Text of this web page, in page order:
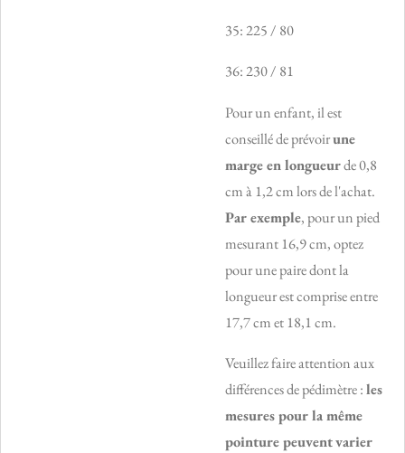
35: 225 / 80
36: 230 / 81
Pour un enfant, il est
conseillé de prévoirune
marge en longueurde 0,8
cm à 1,2 cm lors de l'achat.
Par exemple, pour un pied
mesurant 16,9 cm, optez
pour une paire dont la
longueur est comprise entre
17,7 cm et 18,1 cm.
Veuillez faire attention aux
différences de pédimètre :les
mesures pour la même
pointure peuventvarier